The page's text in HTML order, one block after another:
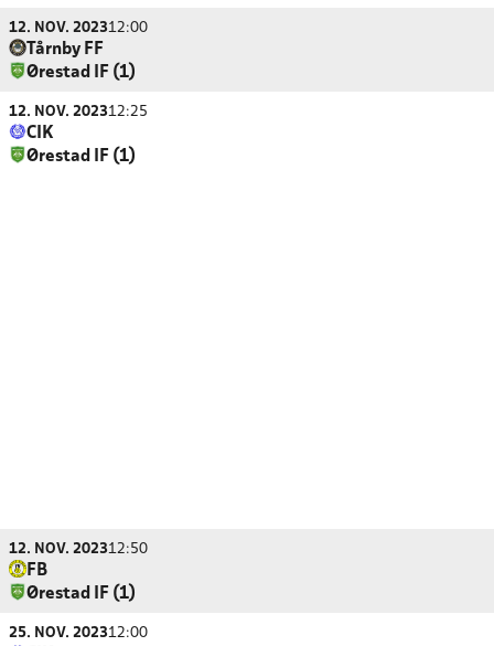
12. NOV. 202312:00
Tårnby FF
Ørestad IF (1)
12. NOV. 202312:25
CIK
Ørestad IF (1)
12. NOV. 202312:50
FB
Ørestad IF (1)
25. NOV. 202312:00